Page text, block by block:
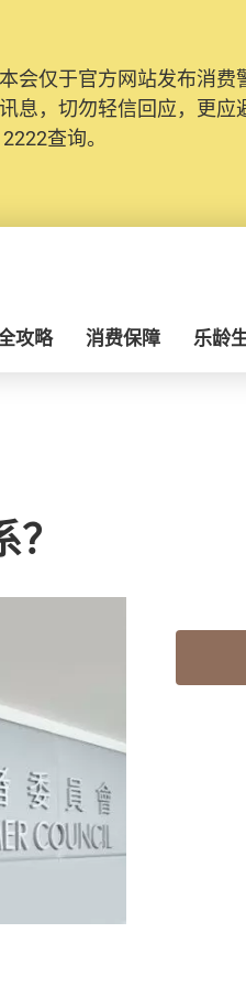
会仅于官方网站发布消
息，切勿轻信回应，更
查询。
攻略 消费保障 乐龄